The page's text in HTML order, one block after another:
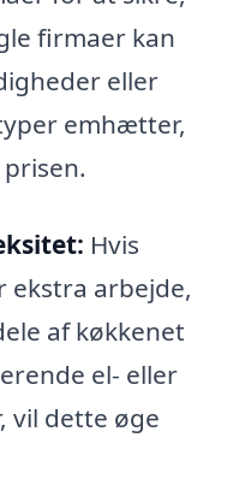
firmaer kan
eller
emhætter,
Hvis
arbejde,
af køkkenet
el- eller
vil dette øge